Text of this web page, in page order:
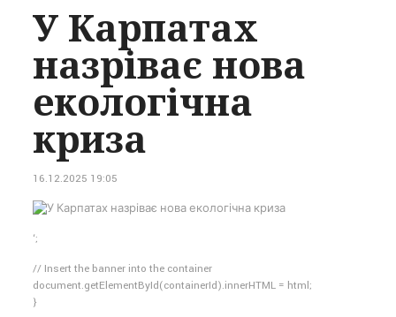
У Карпатах
назріває нова
екологічна
криза
16.12.2025 19:05
‘;
// Insert the banner into the container
document.getElementById(containerId).innerHTML = html;
}